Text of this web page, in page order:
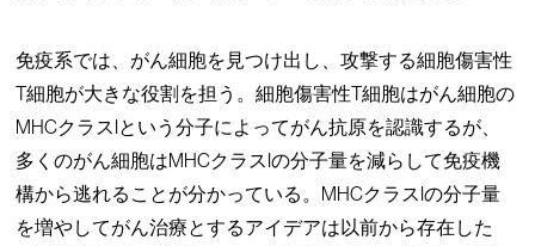
免疫系では、がん細胞を見つけ出し、攻撃する細胞傷害性
T細胞が大きな役割を担う。細胞傷害性T細胞はがん細胞の
MHCクラスIという分子によってがん抗原を認識するが、
多くのがん細胞はMHCクラスIの分子量を減らして免疫機
構から逃れることが分かっている。MHCクラスIの分子量
を増やしてがん治療とするアイデアは以前から存在した